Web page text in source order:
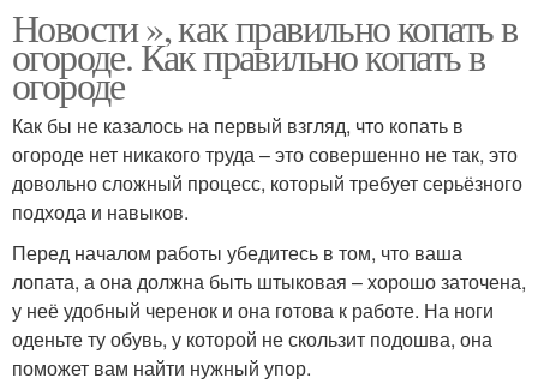
Новости », как правильно копать в
огороде. Как правильно копать в
огороде
Как бы не казалось на первый взгляд, что копать в
огороде нет никакого труда – это совершенно не так, это
довольно сложный процесс, который требует серьёзного
подхода и навыков.
Перед началом работы убедитесь в том, что ваша
лопата, а она должна быть штыковая – хорошо заточена,
у неё удобный черенок и она готова к работе. На ноги
оденьте ту обувь, у которой не скользит подошва, она
поможет вам найти нужный упор.